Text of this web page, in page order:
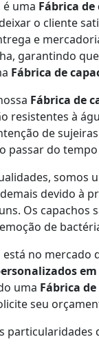
é uma Fábrica
o cliente
e
garantindo
Fábrica de
Fábrica de
resistentes à
de
passar do
somos
devido à
Os capachos
de
está no
uma Fábrica
seu
particularidades